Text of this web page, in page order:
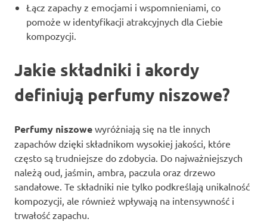
Łącz zapachy z emocjami i wspomnieniami, co
pomoże w identyfikacji atrakcyjnych dla Ciebie
kompozycji.
Jakie składniki i akordy
definiują perfumy niszowe?
Perfumy niszowe wyróżniają się na tle innych
zapachów dzięki składnikom wysokiej jakości, które
często są trudniejsze do zdobycia. Do najważniejszych
należą oud, jaśmin, ambra, paczula oraz drzewo
sandałowe. Te składniki nie tylko podkreślają unikalność
kompozycji, ale również wpływają na intensywność i
trwałość zapachu.